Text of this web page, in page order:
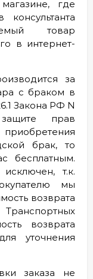
где
товар
в интернет-
за
с браком в
Закона РФ N
прав
брак, то
бесплатным.
т.к.
мы
возврата
возврата
уточнения
заказа не